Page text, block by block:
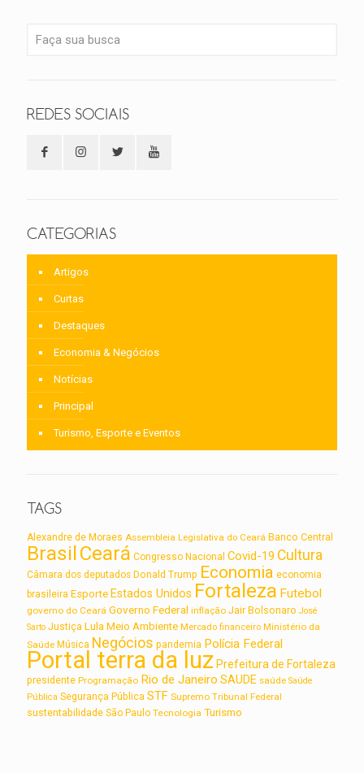
REDES SOCIAIS
CATEGORIAS
Artigos
Curtas
Destaques
Economia & Negócios
Notícias
Principal
Turismo, Esporte e Eventos
TAGS
Alexandre de Moraes Assembleia Legislativa do Ceará Banco Central
BrasilCeará Congresso Nacional Covid-19 Cultura
Câmara dos deputados Donald Trump Economia economia
brasileira Esporte Estados Unidos Fortaleza Futebol
governo do Ceará Governo Federal inflação Jair Bolsonaro José
Sarto Justiça Lula Meio Ambiente Mercado financeiro Ministério da
Saúde Música Negócios pandemia Polícia Federal
Portal terra da luzPrefeitura de Fortaleza
presidente Programação Rio de Janeiro SAUDE saúde Saúde
Pública Segurança Pública STF Supremo Tribunal Federal
sustentabilidade São Paulo Tecnologia Turismo